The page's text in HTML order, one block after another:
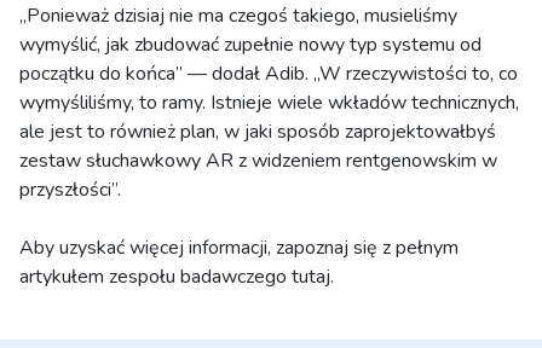
„Ponieważ dzisiaj nie ma czegoś takiego, musieliśmy
wymyślić, jak zbudować zupełnie nowy typ systemu od
początku do końca” — dodał Adib. „W rzeczywistości to, co
wymyśliliśmy, to ramy. Istnieje wiele wkładów technicznych,
ale jest to również plan, w jaki sposób zaprojektowałbyś
zestaw słuchawkowy AR z widzeniem rentgenowskim w
przyszłości”.
Aby uzyskać więcej informacji, zapoznaj się z pełnym
artykułem zespołu badawczego tutaj.